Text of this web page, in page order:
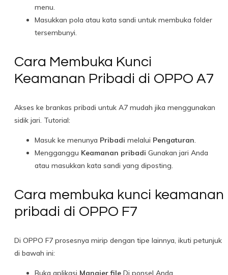
menu.
Masukkan pola atau kata sandi untuk membuka folder
tersembunyi.
Cara Membuka Kunci
Keamanan Pribadi di OPPO A7
Akses ke brankas pribadi untuk A7 mudah jika menggunakan
sidik jari. Tutorial:
Masuk ke menunya Pribadi melalui Pengaturan.
Mengganggu Keamanan pribadi Gunakan jari Anda
atau masukkan kata sandi yang diposting.
Cara membuka kunci keamanan
pribadi di OPPO F7
Di OPPO F7 prosesnya mirip dengan tipe lainnya, ikuti petunjuk
di bawah ini:
Buka aplikasi Manajer file Di ponsel Anda.